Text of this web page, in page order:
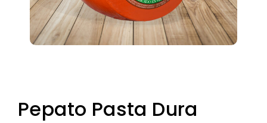
Pepato Pasta Dura